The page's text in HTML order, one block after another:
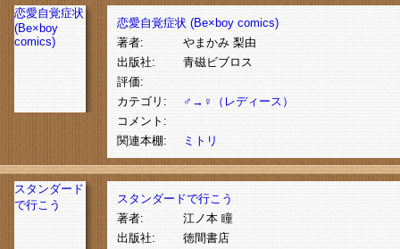
恋愛自覚症状
(Be×boy
comics)
恋愛自覚症状 (Be×boy comics)
著者:
やまかみ 梨由
出版社:
青磁ビブロス
評価:
カテゴリ:
♂→♀（レディース）
コメント:
関連本棚:
ミトリ
スタンダード
で行こう
スタンダードで行こう
著者:
江ノ本 瞳
出版社:
徳間書店